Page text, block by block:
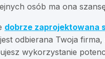
osób ma ona
dobrze zaprojektowana
odbierana Twoja
wykorzystanie